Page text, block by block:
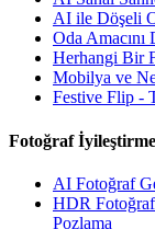
AI ile Döşeli
Oda
Herhangi Bir
Mobilya ve
Festive Flip -
Fotoğraf İyileştirme
AI Fotoğraf
HDR
Pozlama